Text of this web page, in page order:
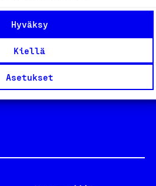
Hyväksy
Kiellä
Asetukset
-merkki